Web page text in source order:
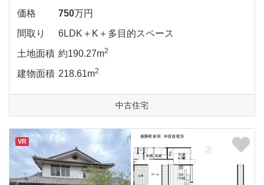
価格 750万円
間取り
6LDK＋K＋多目的スペース
土地面積 約190.27m2
建物面積 218.61m2
中古住宅
VR